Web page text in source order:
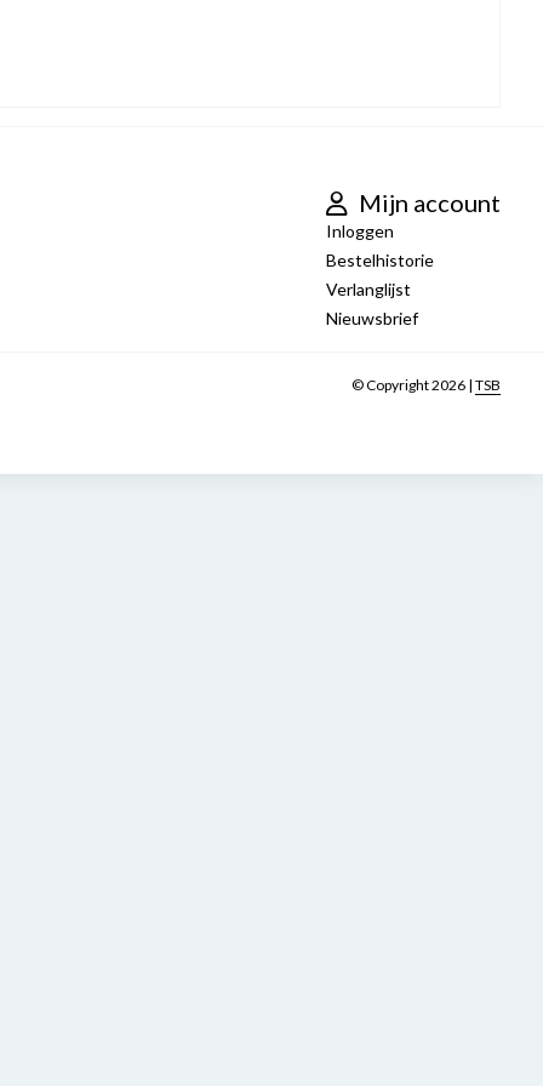
Mijn account
Inloggen
Bestelhistorie
Verlanglijst
Nieuwsbrief
© Copyright 2026 | TSB